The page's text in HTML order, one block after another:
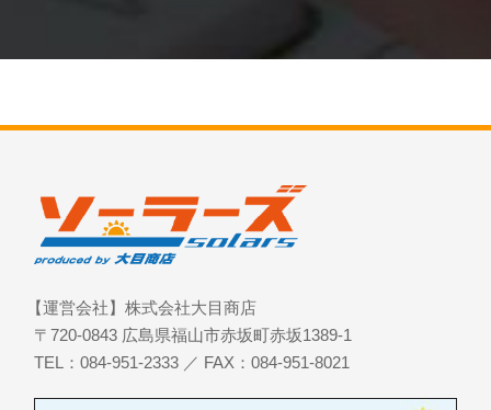
【運営会社】株式会社大目商店
〒720-0843 広島県福山市赤坂町赤坂1389-1
TEL：084-951-2333 ／ FAX：084-951-8021